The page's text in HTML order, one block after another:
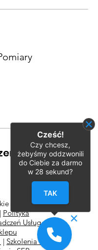
Prawa
| Polityka
Usług
| Szkolenia G2
l
Cześć!
Czy chcesz,
żebyśmy oddzwonili
do Ciebie za darmo
w 28 sekund?
TAK